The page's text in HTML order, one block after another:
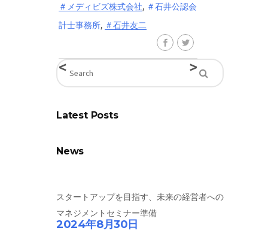
＃メディビズ株式会社, ＃石井公認会
計士事務所, ＃石井友二
< >
Latest Posts
News
スタートアップを目指す、未来の経営者への
マネジメントセミナー準備
2024年8月30日